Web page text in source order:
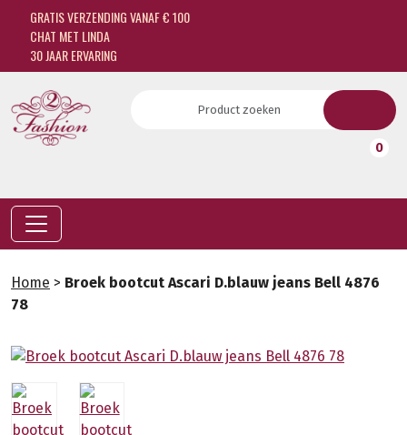
GRATIS VERZENDING VANAF € 100
CHAT MET LINDA
30 JAAR ERVARING
0
Home > Broek bootcut Ascari D.blauw jeans Bell 4876
78